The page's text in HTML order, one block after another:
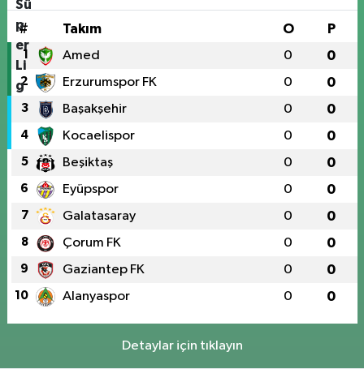
# Takım O P
1 Amed 0 0
2 Erzurumspor FK 0 0
3 Başakşehir 0 0
4 Kocaelispor 0 0
5 Beşiktaş 0 0
6 Eyüpspor 0 0
7 Galatasaray 0 0
8 Çorum FK 0 0
9 Gaziantep FK 0 0
10 Alanyaspor 0 0
Detaylar için tıklayın